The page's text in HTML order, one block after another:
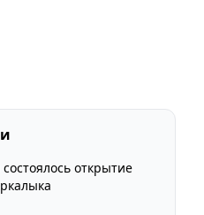
открытие